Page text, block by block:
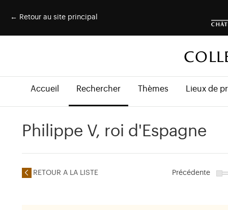
← Retour au site principal
Accueil Rechercher Thèmes Lieux de
Philippe V, roi d'Espagne
RETOUR A LA LISTE Précédente